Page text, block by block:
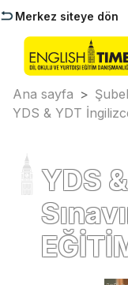
Merkez siteye dön
Ana sayfa >
YDS & YDT
YDS